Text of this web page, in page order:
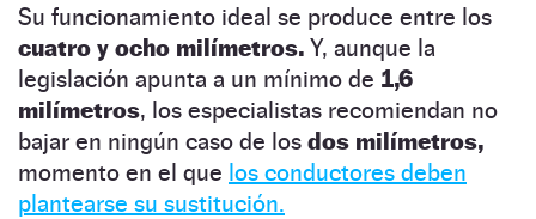
Su funcionamiento ideal se produce entre los
cuatro y ocho milímetros. Y, aunque la
legislación apunta a un mínimo de 1,6
milímetros, los especialistas recomiendan no
bajar en ningún caso de los dos milímetros,
momento en el que los conductores deben
plantearse su sustitución.